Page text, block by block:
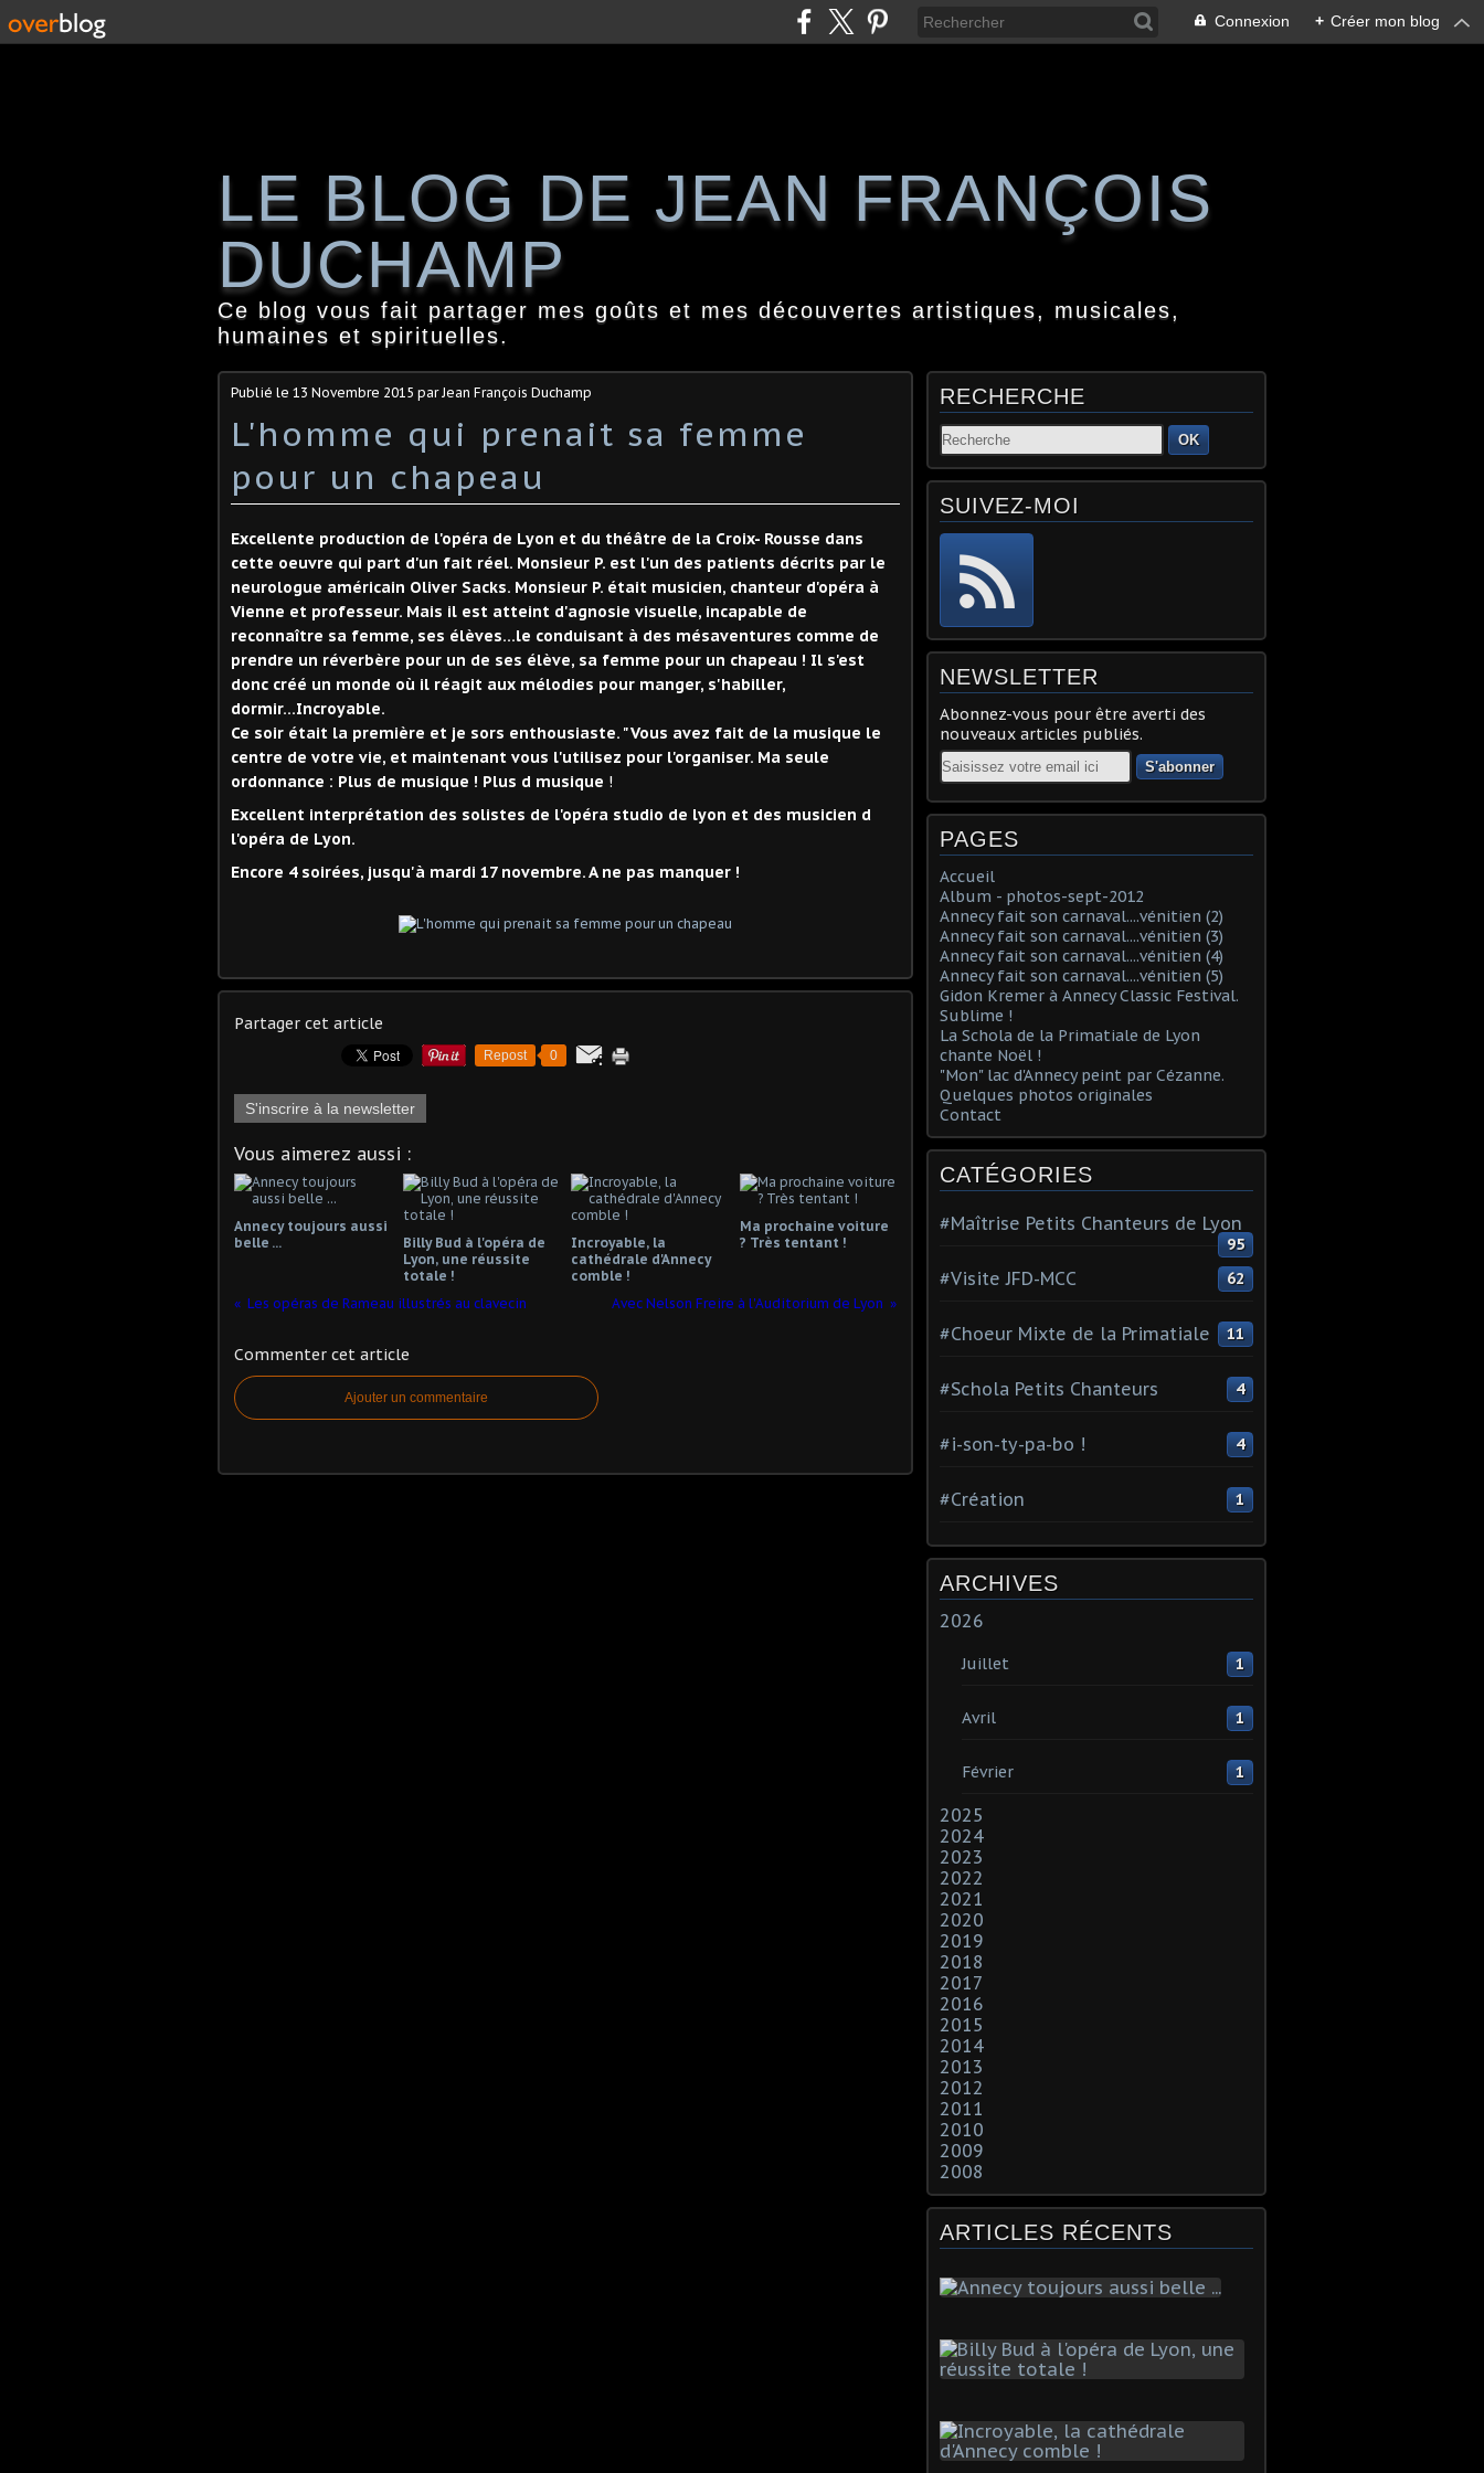
Connexion + Créer mon blog
LE BLOG DE JEAN FRANÇOIS
DUCHAMP
Ce blog vous fait partager mes goûts et mes découvertes artistiques, musicales,
humaines et spirituelles.
Publié le 13 Novembre 2015 par Jean François Duchamp
L'homme qui prenait sa femme
pour un chapeau
Excellente production de l'opéra de Lyon et du théâtre de la Croix- Rousse dans
cette oeuvre qui part d'un fait réel. Monsieur P. est l'un des patients décrits par le
neurologue américain Oliver Sacks. Monsieur P. était musicien, chanteur d'opéra à
Vienne et professeur. Mais il est atteint d'agnosie visuelle, incapable de
reconnaître sa femme, ses élèves...le conduisant à des mésaventures comme de
prendre un réverbère pour un de ses élève, sa femme pour un chapeau ! Il s'est
donc créé un monde où il réagit aux mélodies pour manger, s'habiller,
dormir...Incroyable.
Ce soir était la première et je sors enthousiaste. "Vous avez fait de la musique le
centre de votre vie, et maintenant vous l'utilisez pour l'organiser. Ma seule
ordonnance : Plus de musique ! Plus d musique !
Excellent interprétation des solistes de l'opéra studio de lyon et des musicien d
l'opéra de Lyon.
Encore 4 soirées, jusqu'à mardi 17 novembre. A ne pas manquer !
Partager cet article
Repost 0
S'inscrire à la newsletter
Vous aimerez aussi :
Annecy toujours aussi
belle ...
Billy Bud à l'opéra de
Lyon, une réussite
totale !
Incroyable, la
cathédrale d'Annecy
comble !
Ma prochaine voiture
? Très tentant !
Les opéras de Rameau illustrés au clavecin Avec Nelson Freire à l'Auditorium de Lyon
Commenter cet article
Ajouter un commentaire
RECHERCHE
OK
SUIVEZ-MOI
NEWSLETTER
Abonnez-vous pour être averti des
nouveaux articles publiés.
Email
PAGES
Accueil
Album - photos-sept-2012
Annecy fait son carnaval....vénitien (2)
Annecy fait son carnaval....vénitien (3)
Annecy fait son carnaval....vénitien (4)
Annecy fait son carnaval....vénitien (5)
Gidon Kremer à Annecy Classic Festival.
Sublime !
La Schola de la Primatiale de Lyon
chante Noël !
"Mon" lac d'Annecy peint par Cézanne.
Quelques photos originales
Contact
CATÉGORIES
#Maîtrise Petits Chanteurs de Lyon
95
#Visite JFD-MCC 62
#Choeur Mixte de la Primatiale 11
#Schola Petits Chanteurs 4
#i-son-ty-pa-bo ! 4
#Création 1
ARCHIVES
2026
Juillet 1
Avril 1
Février 1
2025
2024
2023
2022
2021
2020
2019
2018
2017
2016
2015
2014
2013
2012
2011
2010
2009
2008
ARTICLES RÉCENTS